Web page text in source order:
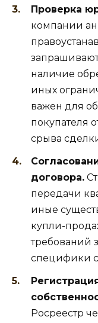
Проверка
компании
наличие
иных
важен для
покупателя
срыва
договора.
передачи
иные
купли-
требований
специфики
Росреестр